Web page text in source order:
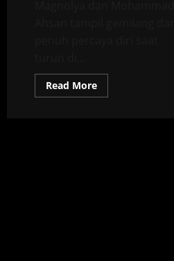
Read MoreRead
more